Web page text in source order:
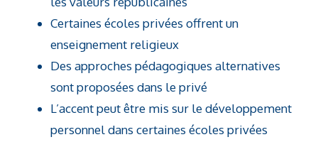
Certaines écoles privées offrent un
enseignement religieux
Des approches pédagogiques alternatives
sont proposées dans le privé
L’accent peut être mis sur le développement
personnel dans certaines écoles privées